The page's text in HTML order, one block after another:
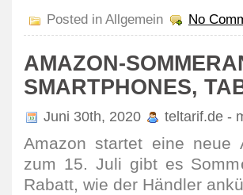
Posted in Allgemein No
AMAZON-
SMARTPHONES,
Juni 30th, 2020 teltarif.de -
Amazon startet eine neue
zum 15. Juli gibt es
Rabatt, wie der Händler